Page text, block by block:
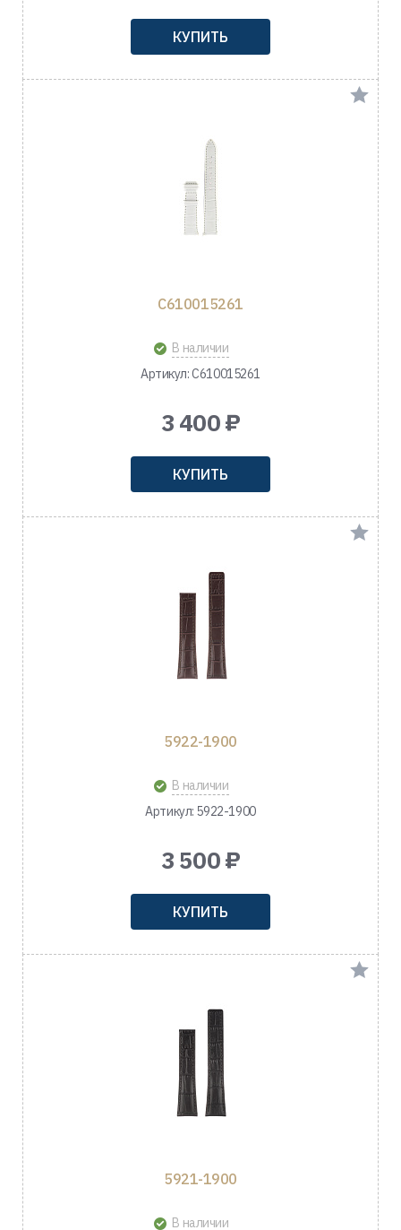
КУПИТЬ
C610015261
В наличии
Артикул: C610015261
3 400 ₽
КУПИТЬ
5922-1900
В наличии
Артикул: 5922-1900
3 500 ₽
КУПИТЬ
5921-1900
В наличии